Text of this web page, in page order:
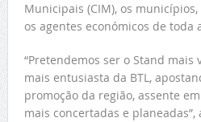
Municipais (CIM), os
os agentes económicos de toda
“Pretendemos ser o Stand mais
mais entusiasta da BTL,
promoção da região, assente
mais concertadas e